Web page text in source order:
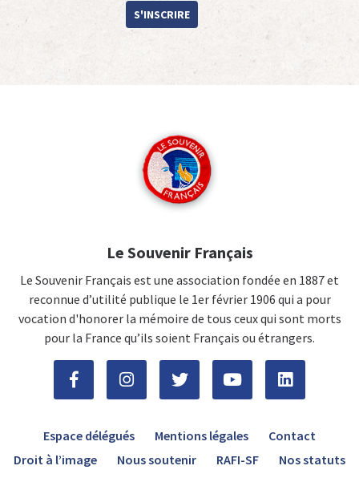
S'INSCRIRE
Le Souvenir Français
Le Souvenir Français est une association fondée en 1887 et
reconnue d’utilité publique le 1er février 1906 qui a pour
vocation d'honorer la mémoire de tous ceux qui sont morts
pour la France qu’ils soient Français ou étrangers.
Espace délégués Mentions légales
Contact
Droit à l’image
Nous soutenir RAFI-SF Nos statuts